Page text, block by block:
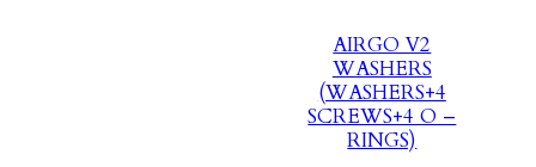
AIRGO V2
WASHERS
(WASHERS+4
SCREWS+4 O –
RINGS)